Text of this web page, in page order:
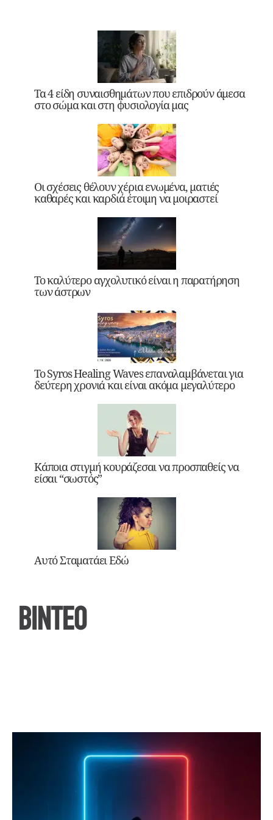
Τα 4 είδη συναισθημάτων που επιδρούν άμεσα
στο σώμα και στη φυσιολογία μας
Οι σχέσεις θέλουν χέρια ενωμένα, ματιές
καθαρές και καρδιά έτοιμη να μοιραστεί
Το καλύτερο αγχολυτικό είναι η παρατήρηση
των άστρων
Το Syros Healing Waves επαναλαμβάνεται για
δεύτερη χρονιά και είναι ακόμα μεγαλύτερο
Κάποια στιγμή κουράζεσαι να προσπαθείς να
είσαι “σωστός”
Αυτό Σταματάει Εδώ
ΒΙΝΤΕΟ